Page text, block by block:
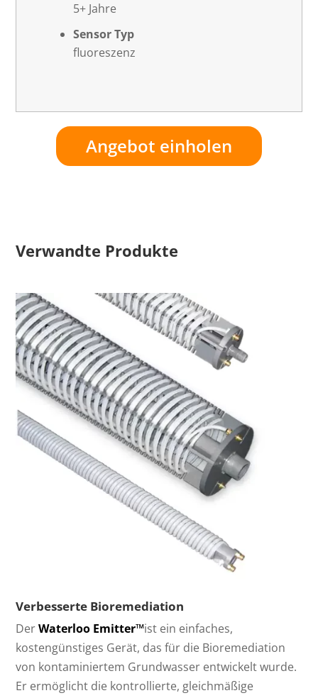
5+ Jahre
Sensor Typ
fluoreszenz
Angebot einholen
Verwandte Produkte
Verbesserte Bioremediation
DerWaterloo Emitter™ist ein einfaches,
kostengünstiges Gerät, das für die Bioremediation
von kontaminiertem Grundwasser entwickelt wurde.
Er ermöglicht die kontrollierte, gleichmäßige